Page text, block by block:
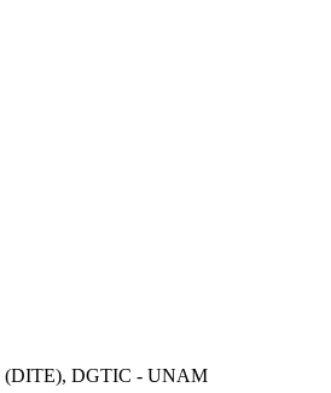
(DITE), DGTIC - UNAM